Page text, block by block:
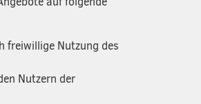
freiwillige Nutzung des
Nutzern der